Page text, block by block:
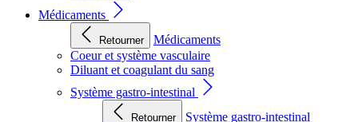
Médicaments
Retourner
Médicaments
Coeur et système vasculaire
Diluant et coagulant du sang
Système gastro-intestinal
Retourner
Système gastro-intestinal